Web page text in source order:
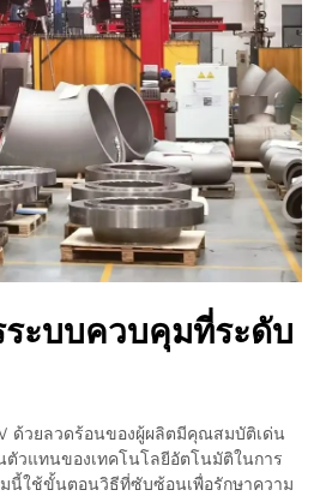
ะบบควบคุมที่ระดับ
ด้วยลวดร้อนของผู้ผลิตมีคุณสมบัติเด่น
วแทนของเทคโนโลยีอัตโนมัติในการ
นี้ใช้ขั้นตอนวิธีที่ซับซ้อนเพื่อรักษาความ